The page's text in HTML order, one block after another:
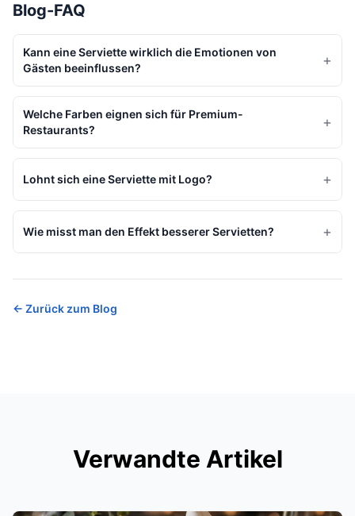
Blog-FAQ
Kann eine Serviette wirklich die Emotionen von
Gästen beeinflussen?
+
Welche Farben eignen sich für Premium-
Restaurants?
+
Lohnt sich eine Serviette mit Logo? +
Wie misst man den Effekt besserer Servietten? +
← Zurück zum Blog
Verwandte Artikel